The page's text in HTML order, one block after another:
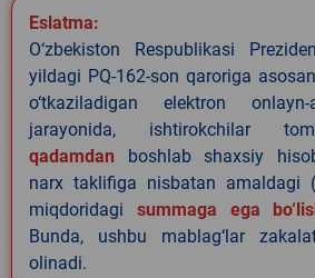
Eslatma:
O‘zbekiston Respublikasi
yildagi PQ-162-son qaroriga
o‘tkaziladigan elektron
jarayonida, ishtirokchilar
qadamdan boshlab shaxsiy
narx taklifiga nisbatan amaldagi
miqdoridagi summaga ega
Bunda, ushbu mablag‘lar
olinadi.